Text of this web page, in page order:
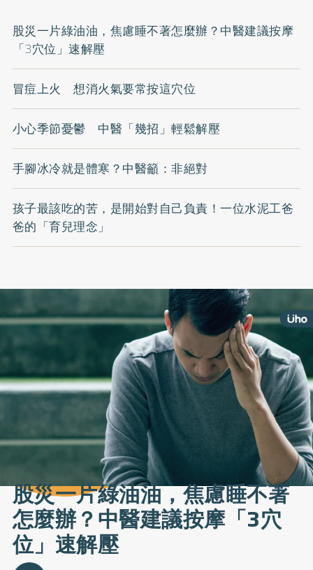
股災一片綠油油，焦慮睡不著怎麼辦？中醫建議按摩
「3穴位」速解壓
冒痘上火 想消火氣要常按這穴位
小心季節憂鬱 中醫「幾招」輕鬆解壓
手腳冰冷就是體寒？中醫籲：非絕對
孩子最該吃的苦，是開始對自己負責！一位水泥工爸
爸的「育兒理念」
股災一片綠油油，焦慮睡不著
怎麼辦？中醫建議按摩「3穴
位」速解壓